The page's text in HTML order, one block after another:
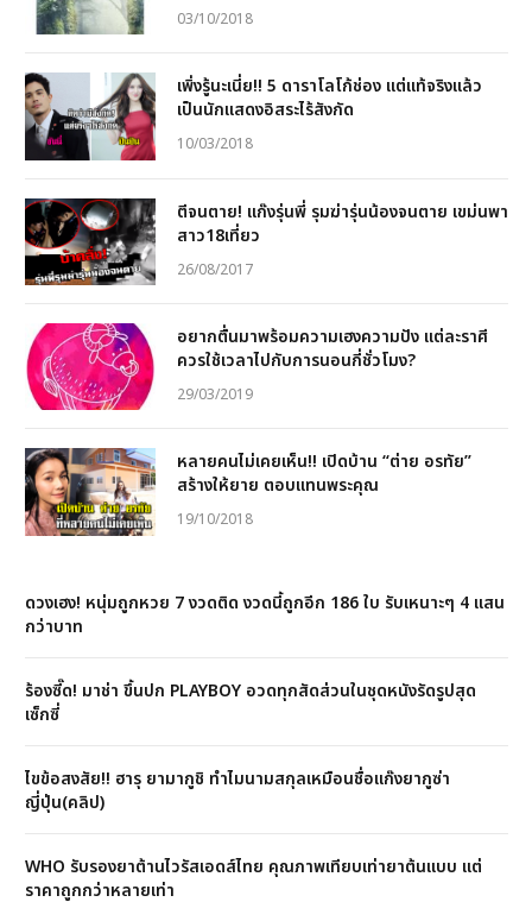
03/10/2018
เพิ่งรู้นะเนี่ย!! 5 ดาราโลโก้ช่อง แต่แท้จริงแล้ว
เป็นนักแสดงอิสระไร้สังกัด
10/03/2018
ตีจนตาย! แก๊งรุ่นพี่ รุมฆ่ารุ่นน้องจนตาย เขม่นพา
สาว18เที่ยว
26/08/2017
อยากตื่นมาพร้อมความเฮงความปัง แต่ละราศี
ควรใช้เวลาไปกับการนอนกี่ชั่วโมง?
29/03/2019
หลายคนไม่เคยเห็น!! เปิดบ้าน “ต่าย อรทัย”
สร้างให้ยาย ตอบแทนพระคุณ
19/10/2018
ดวงเฮง! หนุ่มถูกหวย 7 งวดติด งวดนี้ถูกอีก 186 ใบ รับเหนาะๆ 4 แสน
กว่าบาท
ร้องซี๊ด! มาช่า ขึ้นปก PLAYBOY อวดทุกสัดส่วนในชุดหนังรัดรูปสุด
เซ็กซี่
ไขข้อสงสัย!! ฮารุ ยามากูชิ ทำไมนามสกุลเหมือนชื่อแก๊งยากูซ่า
ญี่ปุ่น(คลิป)
WHO รับรองยาต้านไวรัสเอดส์ไทย คุณภาพเทียบเท่ายาต้นเเบบ เเต่
ราคาถูกกว่าหลายเท่า